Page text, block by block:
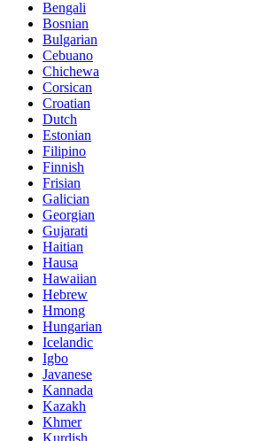
Bengali
Bosnian
Bulgarian
Cebuano
Chichewa
Corsican
Croatian
Dutch
Estonian
Filipino
Finnish
Frisian
Galician
Georgian
Gujarati
Haitian
Hausa
Hawaiian
Hebrew
Hmong
Hungarian
Icelandic
Igbo
Javanese
Kannada
Kazakh
Khmer